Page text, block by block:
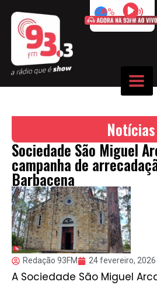
50%
Notícias
Sociedade São Miguel
campanha de
Barbacena
Redação 93FM 24 fevereiro, 2026
A Sociedade São Miguel